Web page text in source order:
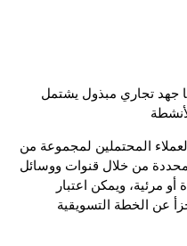
تجاري مبذول يشتمل
المحتملين لمجموعة من
من خلال قنوات ووسائل
ويمكن اعتبار
الخطة التسويقية